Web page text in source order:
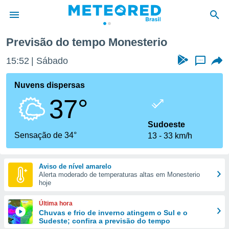
da
fornecidas
a este
das
e
forma
digital
Previsão do tempo Monesterio
15:52 Sábado ...
Nuvens dispersas
37°
Sensação de 34°
Sudoeste
13
33 km/h
Aviso de nível amarelo
Alerta moderado de temperaturas altas em Monesterio
hoje
Última hora
Chuvas e frio de inverno atingem o Sul e o
Sudeste; confira a previsão do tempo